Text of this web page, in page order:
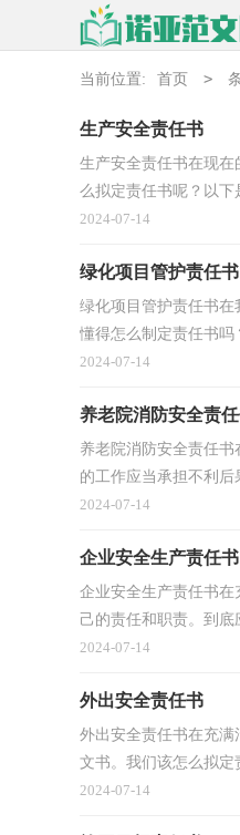
当前位置: 首页 >
生产安全责任书
生产安全责任书在现
么拟定责任书呢？以
2024-07-14
绿化项目管护责任书
绿化项目管护责任书
懂得怎么制定责任书
2024-07-14
养老院消防安全责
养老院消防安全责任
的工作应当承担不利
2024-07-14
企业安全生产责任书
企业安全生产责任书
己的责任和职责。到
2024-07-14
外出安全责任书
外出安全责任书在充
文书。我们该怎么拟
2024-07-14